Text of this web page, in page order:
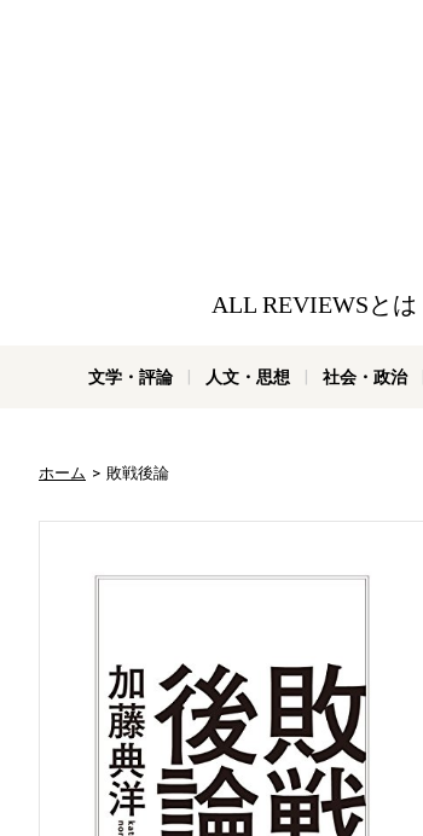
ALL REVIEWSとは
文学・評論 人文・思想 社会・政治
ホーム 敗戦後論